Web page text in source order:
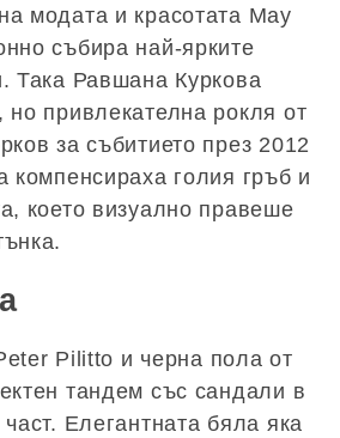
модата и красотата May
събира най-ярките
Така Равшана Куркова
но привлекателна рокля от
за събитието през 2012
компенсираха голия гръб и
което визуално правеше
Pilitto и черна пола от
тандем със сандали в
Елегантната бяла яка